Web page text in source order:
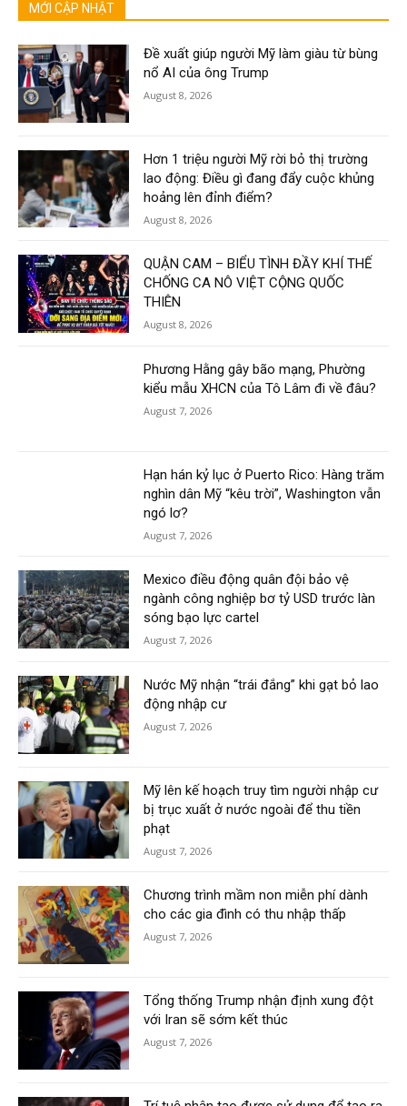
MỚI CẬP NHẬT
Đề xuất giúp người Mỹ làm giàu từ bùng
nổ AI của ông Trump
August 8, 2026
Hơn 1 triệu người Mỹ rời bỏ thị trường
lao động: Điều gì đang đẩy cuộc khủng
hoảng lên đỉnh điểm?
August 8, 2026
QUẬN CAM – BIỂU TÌNH ĐẦY KHÍ THẾ
CHỐNG CA NÔ VIỆT CỘNG QUỐC
THIÊN
August 8, 2026
Phương Hằng gây bão mạng, Phường
kiểu mẫu XHCN của Tô Lâm đi về đâu?
August 7, 2026
Hạn hán kỷ lục ở Puerto Rico: Hàng trăm
nghìn dân Mỹ “kêu trời”, Washington vẫn
ngó lơ?
August 7, 2026
Mexico điều động quân đội bảo vệ
ngành công nghiệp bơ tỷ USD trước làn
sóng bạo lực cartel
August 7, 2026
Nước Mỹ nhận “trái đắng” khi gạt bỏ lao
động nhập cư
August 7, 2026
Mỹ lên kế hoạch truy tìm người nhập cư
bị trục xuất ở nước ngoài để thu tiền
phạt
August 7, 2026
Chương trình mầm non miễn phí dành
cho các gia đình có thu nhập thấp
August 7, 2026
Tổng thống Trump nhận định xung đột
với Iran sẽ sớm kết thúc
August 7, 2026